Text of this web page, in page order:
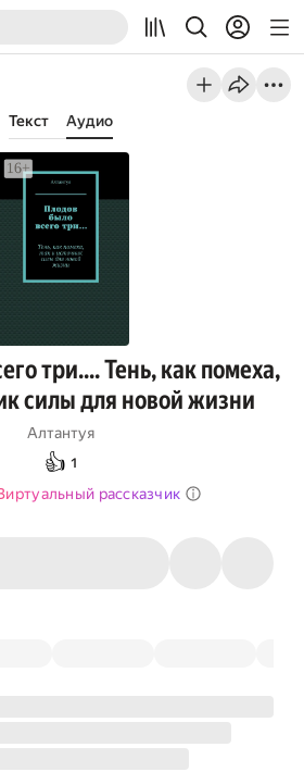
Текст Аудио
три…. Тень, как помеха,
силы для новой жизни
Алтантуя
👍 1
рассказчик